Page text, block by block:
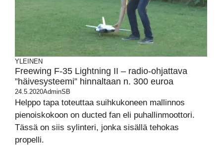
YLEINEN
Freewing F-35 Lightning II – radio-ohjattava
”häivesysteemi” hinnaltaan n. 300 euroa
24.5.2020AdminSB
Helppo tapa toteuttaa suihkukoneen mallinnos
pienoiskokoon on ducted fan eli puhallinmoottori.
Tässä on siis sylinteri, jonka sisällä tehokas
propelli.